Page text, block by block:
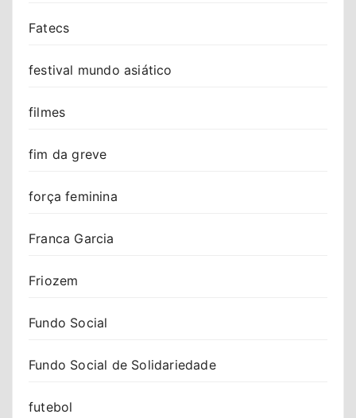
Fatecs
festival mundo asiático
filmes
fim da greve
força feminina
Franca Garcia
Friozem
Fundo Social
Fundo Social de Solidariedade
futebol